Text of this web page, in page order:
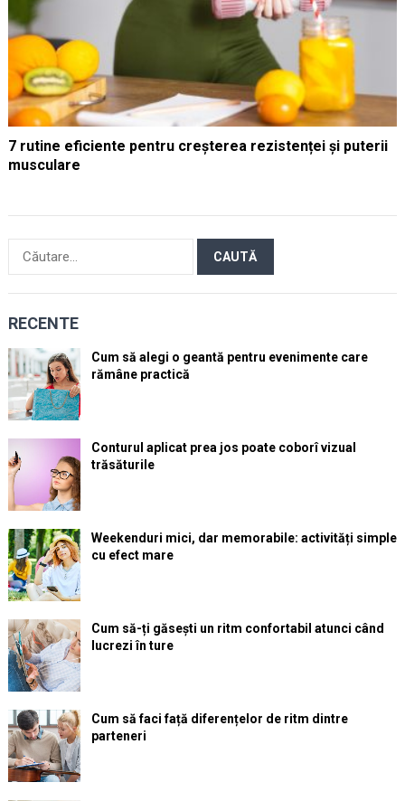
7 rutine eficiente pentru creșterea rezistenței și puterii
musculare
după:
RECENTE
Cum să alegi o geantă pentru evenimente care
rămâne practică
Conturul aplicat prea jos poate coborî vizual
trăsăturile
Weekenduri mici, dar memorabile: activități simple
cu efect mare
Cum să-ți găsești un ritm confortabil atunci când
lucrezi în ture
Cum să faci față diferențelor de ritm dintre
parteneri